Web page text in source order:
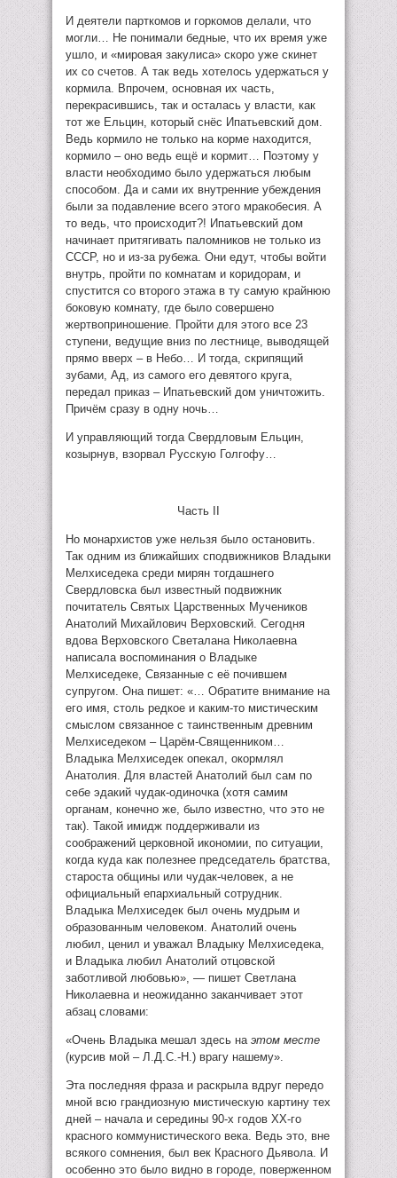
И деятели парткомов и горкомов делали, что
могли… Не понимали бедные, что их время уже
ушло, и «мировая закулиса» скоро уже скинет
их со счетов. А так ведь хотелось удержаться у
кормила. Впрочем, основная их часть,
перекрасившись, так и осталась у власти, как
тот же Ельцин, который снёс Ипатьевский дом.
Ведь кормило не только на корме находится,
кормило – оно ведь ещё и кормит… Поэтому у
власти необходимо было удержаться любым
способом. Да и сами их внутренние убеждения
были за подавление всего этого мракобесия. А
то ведь, что происходит?! Ипатьевский дом
начинает притягивать паломников не только из
СССР, но и из-за рубежа. Они едут, чтобы войти
внутрь, пройти по комнатам и коридорам, и
спустится со второго этажа в ту самую крайнюю
боковую комнату, где было совершено
жертвоприношение. Пройти для этого все 23
ступени, ведущие вниз по лестнице, выводящей
прямо вверх – в Небо… И тогда, скрипящий
зубами, Ад, из самого его девятого круга,
передал приказ – Ипатьевский дом уничтожить.
Причём сразу в одну ночь…
И управляющий тогда Свердловым Ельцин,
козырнув, взорвал Русскую Голгофу…
Часть II
Но монархистов уже нельзя было остановить.
Так одним из ближайших сподвижников Владыки
Мелхиседека среди мирян тогдашнего
Свердловска был известный подвижник
почитатель Святых Царственных Мучеников
Анатолий Михайлович Верховский. Сегодня
вдова Верховского Светалана Николаевна
написала воспоминания о Владыке
Мелхиседеке, Связанные с её почившем
супругом. Она пишет: «… Обратите внимание на
его имя, столь редкое и каким-то мистическим
смыслом связанное с таинственным древним
Мелхиседеком – Царём-Священником…
Владыка Мелхиседек опекал, окормлял
Анатолия. Для властей Анатолий был сам по
себе эдакий чудак-одиночка (хотя самим
органам, конечно же, было известно, что это не
так). Такой имидж поддерживали из
соображений церковной икономии, по ситуации,
когда куда как полезнее председатель братства,
староста общины или чудак-человек, а не
официальный епархиальный сотрудник.
Владыка Мелхиседек был очень мудрым и
образованным человеком. Анатолий очень
любил, ценил и уважал Владыку Мелхиседека,
и Владыка любил Анатолий отцовской
заботливой любовью», — пишет Светлана
Николаевна и неожиданно заканчивает этот
абзац словами:
«Очень Владыка мешал здесь на этом месте
(курсив мой – Л.Д.С.-Н.) врагу нашему».
Эта последняя фраза и раскрыла вдруг передо
мной всю грандиозную мистическую картину тех
дней – начала и середины 90-х годов XX-го
красного коммунистического века. Ведь это, вне
всякого сомнения, был век Красного Дьявола. И
особенно это было видно в городе, поверженном